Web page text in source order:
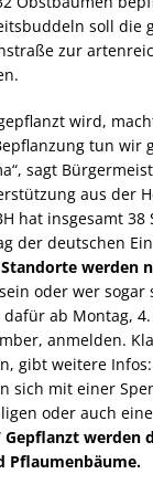
soll die
zur
wird,
tun wir
sagt
aus der
hat insgesamt
der deutschen
werden
oder wer sogar
ab Montag,
anmelden.
gibt weitere
sich mit einer
oder auch
Gepflanzt werden
Pflaumenbäume.